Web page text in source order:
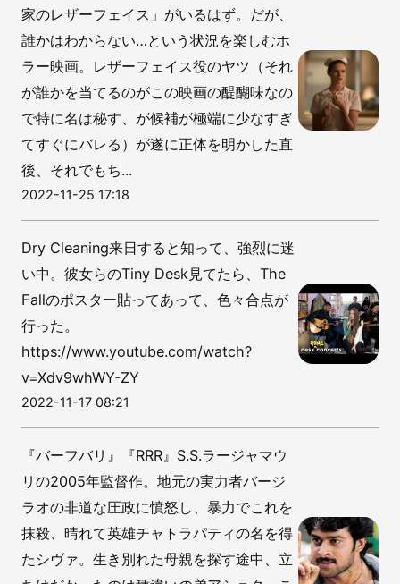
家のレザーフェイス」がいるはず。だが、
誰かはわからない…という状況を楽しむホ
ラー映画。レザーフェイス役のヤツ（それ
が誰かを当てるのがこの映画の醍醐味なの
で特に名は秘す、が候補が極端に少なすぎ
てすぐにバレる）が遂に正体を明かした直
後、それでもち...
2022-11-25 17:18
Dry Cleaning来日すると知って、強烈に迷
い中。彼女らのTiny Desk見てたら、The
Fallのポスター貼ってあって、色々合点が
行った。
https://www.youtube.com/watch?
v=Xdv9whWY-ZY
2022-11-17 08:21
『バーフバリ』『RRR』S.S.ラージャマウ
リの2005年監督作。地元の実力者バージ
ラオの非道な圧政に憤怒し、暴力でこれを
抹殺、晴れて英雄チャトラパティの名を得
たシヴァ。生き別れた母親を探す途中、立